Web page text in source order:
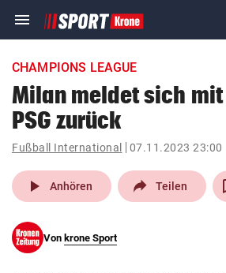
menu Navigation
ein-/ausklappen
account_circle Anmelden
pin_drop
Wien
CHAMPIONS LEAGUE
Milan meldet sich mit
PSG zurück
Fußball International 07.11.2023 23:00
play_arrow Anhören Teilen
Von krone Sport